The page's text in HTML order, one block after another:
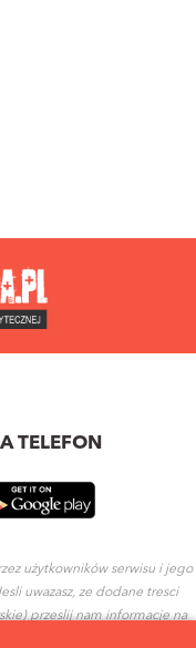
TELEFON
użytkowników serwisu i jego
uwazasz, ze dodane tresci
przeslij nam informacje na